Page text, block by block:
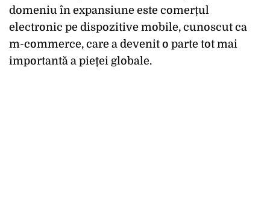
domeniu în expansiune este comerțul
electronic pe dispozitive mobile, cunoscut ca
m-commerce, care a devenit o parte tot mai
importantă a pieței globale.